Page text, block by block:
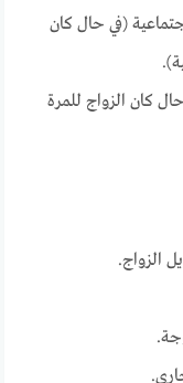
الاجتماعية (في حال كان
كان الزواج للمرة
الزواج.